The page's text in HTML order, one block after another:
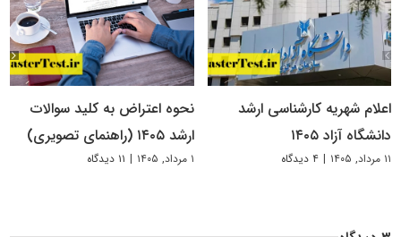
اعلام شهریه کارشناسی ارشد
دانشگاه آزاد ۱۴۰۵
۱۱ مرداد, ۱۴۰۵ | ۴ دیدگاه
نحوه اعتراض به کلید سوالات
ارشد ۱۴۰۵ (راهنمای تصویری)
۱ مرداد, ۱۴۰۵ | ۱۱ دیدگاه